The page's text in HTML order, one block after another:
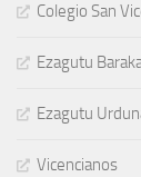
Colegio San
Ezagutu
Ezagutu
Vicencianos